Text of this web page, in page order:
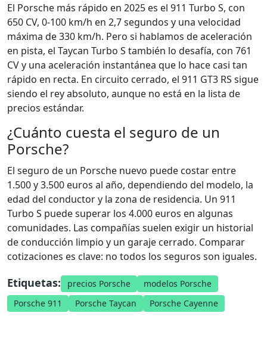
El Porsche más rápido en 2025 es el 911 Turbo S, con
650 CV, 0-100 km/h en 2,7 segundos y una velocidad
máxima de 330 km/h. Pero si hablamos de aceleración
en pista, el Taycan Turbo S también lo desafía, con 761
CV y una aceleración instantánea que lo hace casi tan
rápido en recta. En circuito cerrado, el 911 GT3 RS sigue
siendo el rey absoluto, aunque no está en la lista de
precios estándar.
¿Cuánto cuesta el seguro de un
Porsche?
El seguro de un Porsche nuevo puede costar entre
1.500 y 3.500 euros al año, dependiendo del modelo, la
edad del conductor y la zona de residencia. Un 911
Turbo S puede superar los 4.000 euros en algunas
comunidades. Las compañías suelen exigir un historial
de conducción limpio y un garaje cerrado. Comparar
cotizaciones es clave: no todos los seguros son iguales.
Etiquetas: precios Porsche
modelos Porsche
Porsche 911
Porsche Taycan Porsche Cayenne